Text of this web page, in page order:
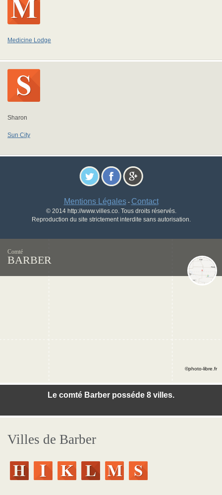
Medicine Lodge
Sharon
Sun City
Mentions Légales- Contact
© 2014 http://www.villes.co. Tous droits réservés.
Reproduction du site strictement interdite sans autorisation.
Comté
BARBER
Le comté Barber posséde 8 villes.
©photo-libre.fr
Villes de Barber